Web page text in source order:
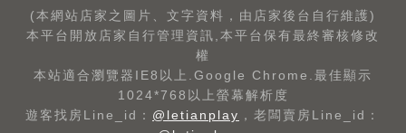
(本網站店家之圖片、文字資料，由店家後台自行維護)
本平台開放店家自行管理資訊,本平台保有最終審核修改
權
本站適合瀏覽器IE8以上.Google Chrome.最佳顯示
1024*768以上螢幕解析度
遊客找房Line_id： @letianplay ，老闆賣房Line_id：